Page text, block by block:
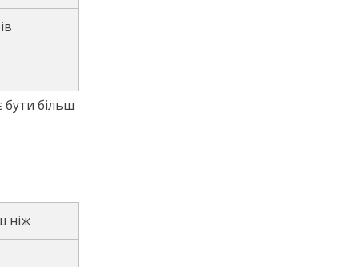
бути більш
ніж